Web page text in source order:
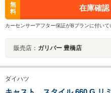
無
料
在庫確
カーセンサーアフター保証がBプランに付いて
販売店： ガリバー 豊橋店
ダイハツ